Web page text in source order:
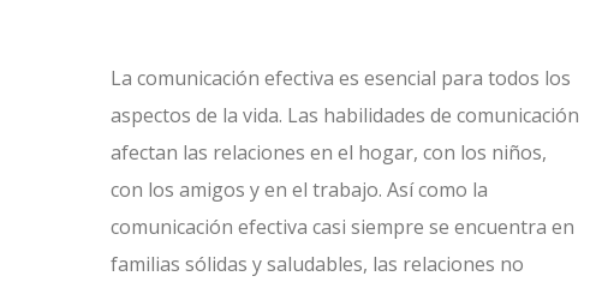
La comunicación efectiva es esencial para todos los
aspectos de la vida. Las habilidades de comunicación
afectan las relaciones en el hogar, con los niños,
con los amigos y en el trabajo. Así como la
comunicación efectiva casi siempre se encuentra en
familias sólidas y saludables, las relaciones no